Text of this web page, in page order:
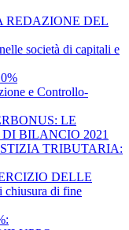
REDAZIONE DEL
società di capitali e
e Controllo-
LE
BILANCIO 2021
TRIBUTARIA:
DELLE
di fine